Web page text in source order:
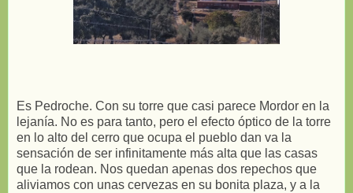
Es Pedroche. Con su torre que casi parece Mordor en la
lejanía. No es para tanto, pero el efecto óptico de la torre
en lo alto del cerro que ocupa el pueblo dan va la
sensación de ser infinitamente más alta que las casas
que la rodean. Nos quedan apenas dos repechos que
aliviamos con unas cervezas en su bonita plaza, y a la